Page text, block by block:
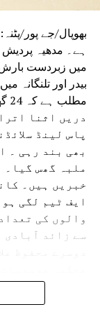
بھوپال/جے پور/
میں زبردست بارش
بیدر اور تلنگانہ
مطلب ہے کہ 24 گھنٹے میں حد سے زیادہ بارش۔
دریں اثنا
پاس لینڈ
بھی بند رہی ۔
ملبہ گھس
خبریں ہیں۔
ایف ٹیم لگی
والوں کی
سے زائد آبادی
دوسری
امکانات